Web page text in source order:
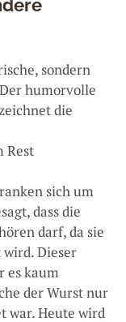
sondern
humorvolle
die
Rest
sich um
dass die
darf, da sie
Dieser
es kaum
der Wurst nur
war. Heute wird